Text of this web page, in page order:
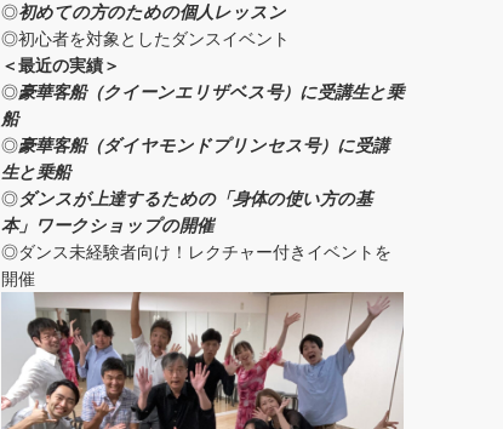
◎初めての方のための個人レッスン
◎初心者を対象としたダンスイベント
＜最近の実績＞
◎豪華客船（クイーンエリザベス号）に受講生と乗
船
◎豪華客船（ダイヤモンドプリンセス号）に受講
生と乗船
◎ダンスが上達するための「身体の使い方の基
本」ワークショップの開催
◎ダンス未経験者向け！レクチャー付きイベントを
開催